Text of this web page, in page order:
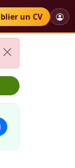
un CV